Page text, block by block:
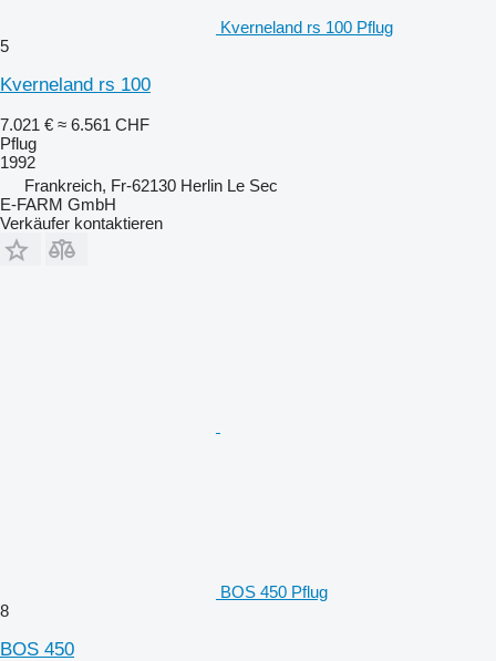
Kverneland rs 100 Pflug
5
Kverneland rs 100
7.021 € ≈ 6.561 CHF
Pflug
1992
Frankreich, Fr-62130 Herlin Le Sec
E-FARM GmbH
Verkäufer kontaktieren
BOS 450 Pflug
8
BOS 450